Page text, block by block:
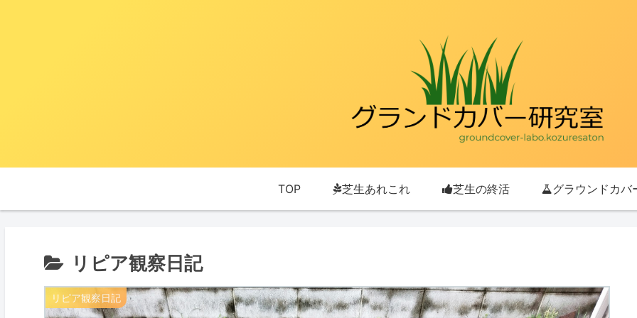
TOP 芝生あれこれ 芝生の終活 グラウンドカバ
リピア観察日記
リピア観察日記